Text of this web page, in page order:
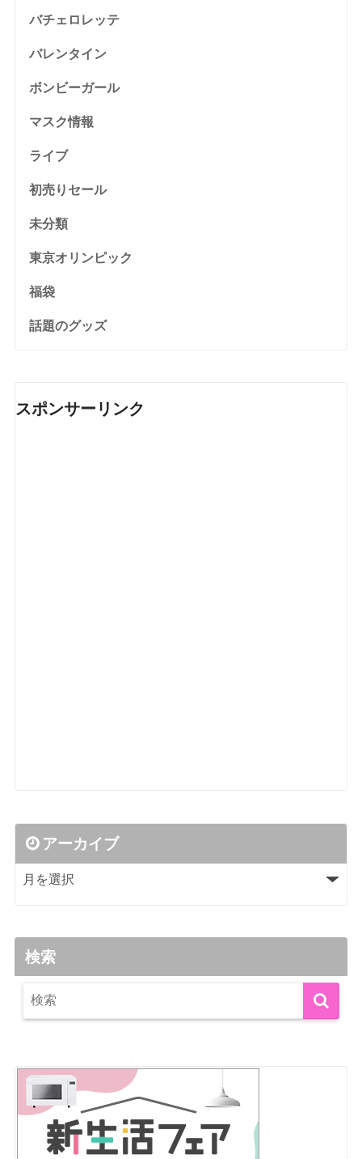
バチェロレッテ
バレンタイン
ボンビーガール
マスク情報
ライブ
初売りセール
未分類
東京オリンピック
福袋
話題のグッズ
スポンサーリンク
アーカイブ
検索